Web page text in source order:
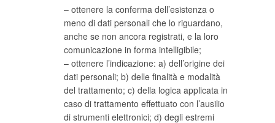
– ottenere la conferma dell’esistenza o
meno di dati personali che lo riguardano,
anche se non ancora registrati, e la loro
comunicazione in forma intelligibile;
– ottenere l’indicazione: a) dell’origine dei
dati personali; b) delle finalità e modalità
del trattamento; c) della logica applicata in
caso di trattamento effettuato con l’ausilio
di strumenti elettronici; d) degli estremi